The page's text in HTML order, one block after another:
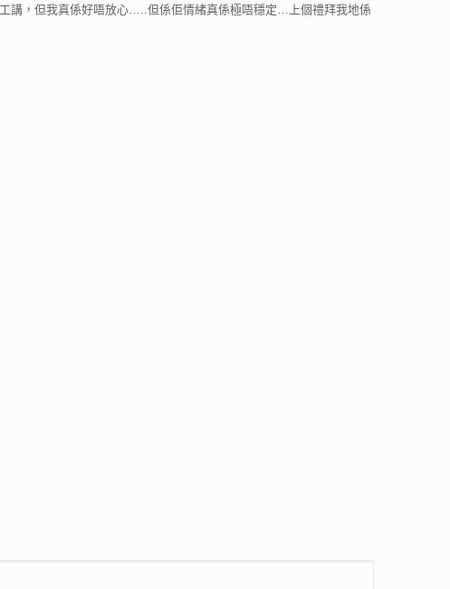
講，但我真係好唔放心…..但係佢情緒真係極唔穩定…上個禮拜我地係